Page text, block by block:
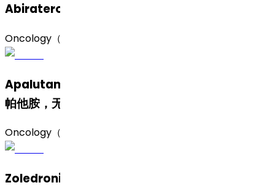
Abiraterone Acetate（醋酸阿比特龙）
Oncology（肿瘤）
Apalutamide (Amorphous and Form B)（阿
帕他胺，无定形及 B晶 型）
Oncology（肿瘤）
Zoledronic Acid（唑来膦酸）